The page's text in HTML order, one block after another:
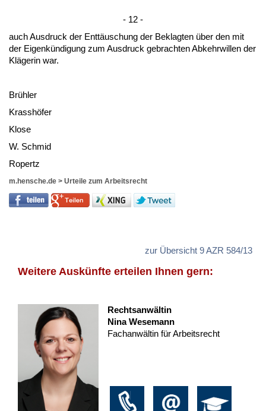
- 12 -
auch Aus­druck der Enttäuschung der Be­klag­ten über den mit
der Ei­genkündi­gung zum Aus­druck ge­brach­ten Ab­kehr­wil­len der
Kläge­rin war.
Brühler
Krasshöfer
Klo­se
W. Schmid
Ro­pertz
m.hensche.de > Urteile zum Arbeitsrecht
zur Übersicht 9 AZR 584/13
Weitere Auskünfte erteilen Ihnen gern:
Rechtsanwältin
Nina Wesemann
Fachanwältin für Arbeitsrecht